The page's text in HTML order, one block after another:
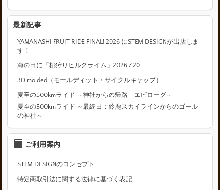
最新記事
YAMANASHI FRUIT RIDE FINAL! 2026 にSTEM DESIGNが出店しま
す！
海の日に「桃狩りヒルクライム」2026.7.20
3D molded（モールディット・サイクルキャップ）
夏至の500kmライド ～神社からの帰路 エピローグ～
夏至の500kmライド ～最終日：鈴鹿スカイラインからのゴール
の神社～
ご利用案内
STEM DESIGNのコンセプト
特定商取引法に関する法律に基づく表記